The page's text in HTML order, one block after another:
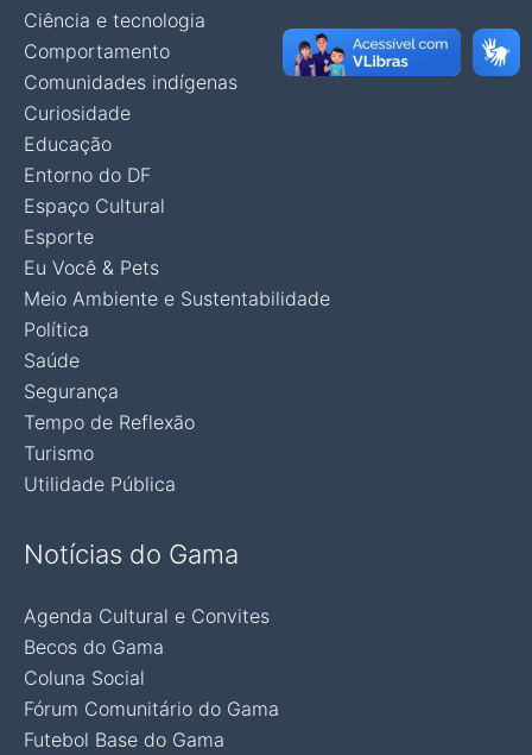
Ciência e tecnologia
Comportamento
Comunidades indígenas
Curiosidade
Educação
Entorno do DF
Espaço Cultural
Esporte
Eu Você & Pets
Meio Ambiente e Sustentabilidade
Política
Saúde
Segurança
Tempo de Reflexão
Turismo
Utilidade Pública
Notícias do Gama
Agenda Cultural e Convites
Becos do Gama
Coluna Social
Fórum Comunitário do Gama
Futebol Base do Gama